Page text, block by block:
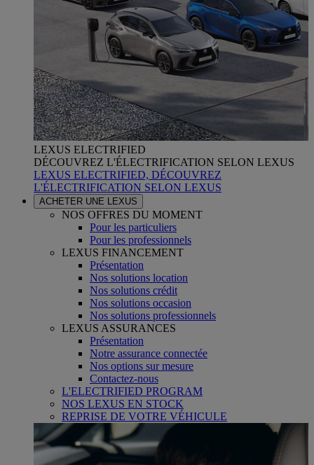
LEXUS ELECTRIFIED
DÉCOUVREZ L'ÉLECTRIFICATION SELON LEXUS
LEXUS ELECTRIFIED, DÉCOUVREZ
L'ÉLECTRIFICATION SELON LEXUS
ACHETER UNE LEXUS
NOS OFFRES DU MOMENT
Pour les particuliers
Pour les professionnels
LEXUS FINANCEMENT
Présentation
Nos solutions location
Nos solutions crédit
Nos solutions occasion
Nos solutions professionnels
LEXUS ASSURANCES
Présentation
Notre assurance connectée
Nos options sur mesure
Contactez-nous
L'ELECTRIFIED PROGRAM
NOS LEXUS EN STOCK
REPRISE DE VOTRE VÉHICULE